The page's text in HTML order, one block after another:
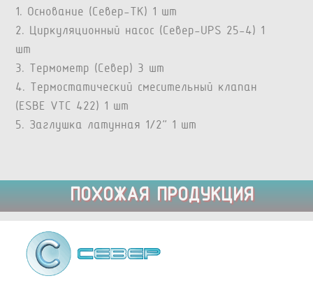
1. Основание (Север-TK) 1 шт
2. Циркуляционный насос (Север-UPS 25-4) 1
шт
3. Термометр (Север) 3 шт
4. Термостатический смесительный клапан
(ESBE VTC 422) 1 шт
5. Заглушка латунная 1/2” 1 шт
ПОХОЖАЯ ПРОДУКЦИЯ